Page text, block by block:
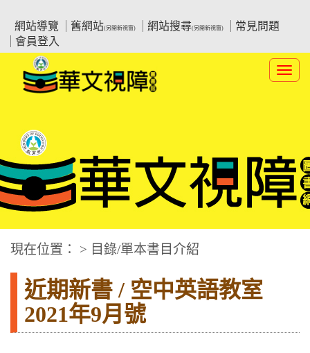
要
網站導覽
舊網站(另開新視窗) 網站搜尋(另開新視窗)
常見問題
會員登入
:::中央區塊
華文視障電子圖書網
現在位置： > 目錄/單本書目介紹
近期新書 / 空中英語教室
2021年9月號